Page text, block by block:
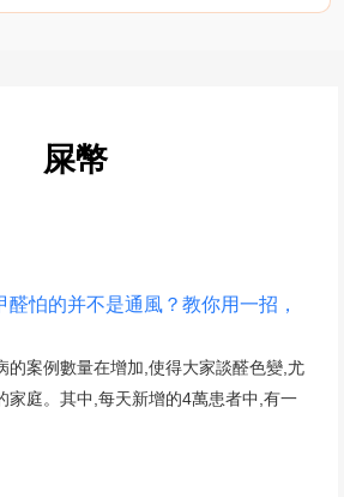
屎幣
醛怕的并不是通風？教你用一招，
的案例數量在增加,使得大家談醛色變,尤
家庭。其中,每天新增的4萬患者中,有一